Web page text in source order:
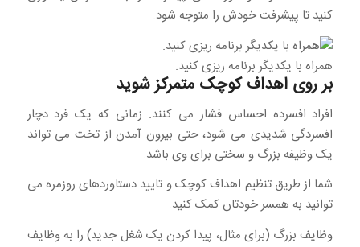
کنید تا پیشرفت خودش را متوجه شود.
همراه با یکدیگر برنامه ریزی کنید.
بر روی اهداف کوچک متمرکز شوید
افراد افسرده احساس فشار می کنند. زمانی که یک فرد دچار
افسردگی شدیدی می شود، حتی بیرون آمدن از تخت می تواند
یک وظیفه بزرگ و سختی برای وی باشد.
شما از طریق تنظیم اهداف کوچک و تایید دستاوردهای روزمره می
توانید به همسر خودتان کمک کنید.
وظایف بزرگ (برای مثال، پیدا کردن یک شغل جدید) را به وظایف